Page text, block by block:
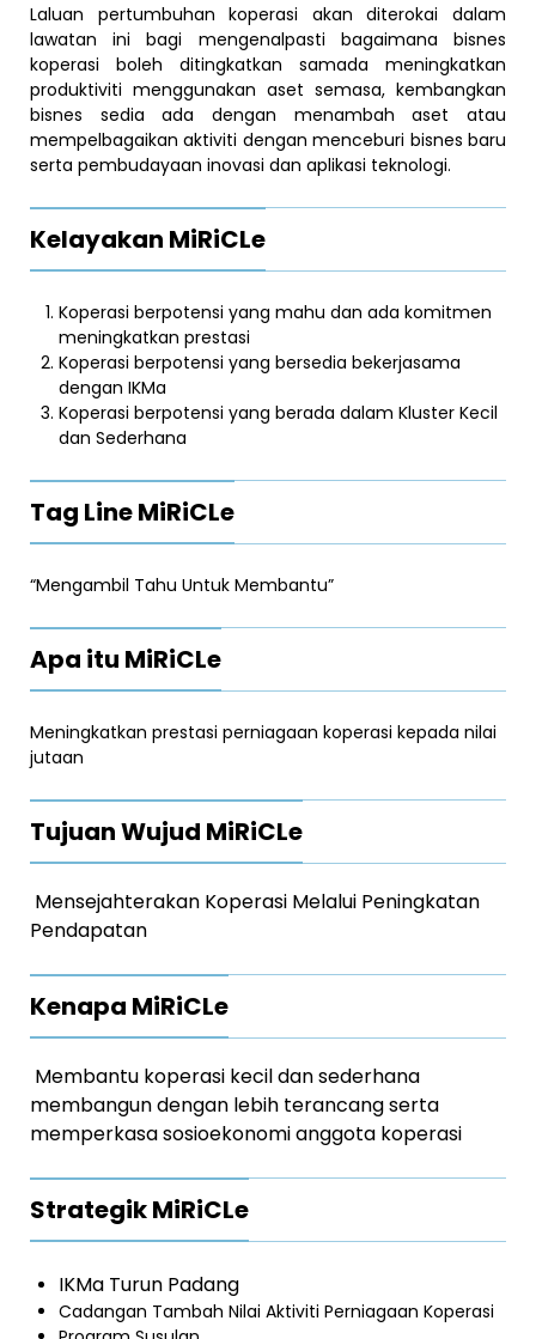
Laluan pertumbuhan koperasi akan diterokai dalam
lawatan ini bagi mengenalpasti bagaimana bisnes
koperasi boleh ditingkatkan samada meningkatkan
produktiviti menggunakan aset semasa, kembangkan
bisnes sedia ada dengan menambah aset atau
mempelbagaikan aktiviti dengan menceburi bisnes baru
serta pembudayaan inovasi dan aplikasi teknologi.
Kelayakan MiRiCLe
Koperasi berpotensi yang mahu dan ada komitmen
meningkatkan prestasi
Koperasi berpotensi yang bersedia bekerjasama
dengan IKMa
Koperasi berpotensi yang berada dalam Kluster Kecil
dan Sederhana
Tag Line MiRiCLe
“Mengambil Tahu Untuk Membantu”
Apa itu MiRiCLe
Meningkatkan prestasi perniagaan koperasi kepada nilai
jutaan
Tujuan Wujud MiRiCLe
Mensejahterakan Koperasi Melalui Peningkatan
Pendapatan
Kenapa MiRiCLe
Membantu koperasi kecil dan sederhana
membangun dengan lebih terancang serta
memperkasa sosioekonomi anggota koperasi
Strategik MiRiCLe
IKMa Turun Padang
Cadangan Tambah Nilai Aktiviti Perniagaan Koperasi